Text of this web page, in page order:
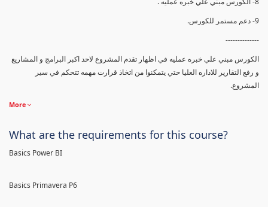
9- دعم مستمر للكورس.
--------------
الكورس مبني علي خبره عمليه في اظهار تقدم المشروع لاحد اكبر البرامج و المشاريع
و رفع التقارير للاداره العليا حتي يتمكنوا من اتخاذ قرارت مهمه تتحكم في سير
المشروع.
More
What are the requirements for this course?
Basics Power BI
Basics Primavera P6